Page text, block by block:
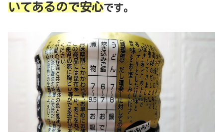
いてあるので安心です。